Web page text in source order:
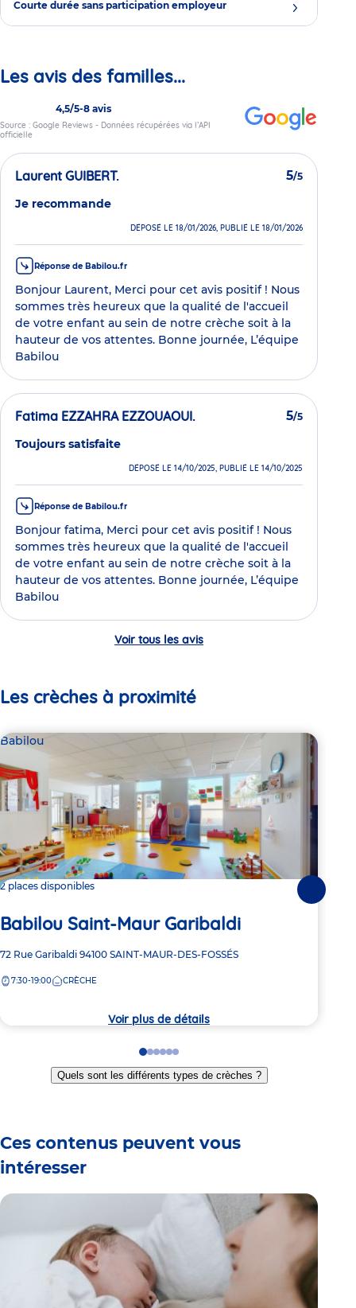
Courte durée sans participation employeur
Les avis des familles...
4,5/5-8 avis
Source : Google Reviews - Données récupérées via l’API
officielle
Laurent GUIBERT. 5/5
Je recommande
DÉPOSÉ LE 18/01/2026, PUBLIÉ LE 18/01/2026
Réponse de Babilou.fr
Bonjour Laurent, Merci pour cet avis positif ! Nous
sommes très heureux que la qualité de l'accueil
de votre enfant au sein de notre crèche soit à la
hauteur de vos attentes. Bonne journée, L’équipe
Babilou
Fatima EZZAHRA EZZOUAOUI. 5/5
Toujours satisfaite
DÉPOSÉ LE 14/10/2025, PUBLIÉ LE 14/10/2025
Réponse de Babilou.fr
Bonjour fatima, Merci pour cet avis positif ! Nous
sommes très heureux que la qualité de l'accueil
de votre enfant au sein de notre crèche soit à la
hauteur de vos attentes. Bonne journée, L’équipe
Babilou
Voir tous les avis
Les crèches à proximité
Babilou
2 places disponibles
Babilou Saint-Maur Garibaldi
Adresse
la
72 Rue Garibaldi 94100 SAINT-MAUR-DES-FOSSÉS
7:30-19:00 CRÈCHE
Voir plus de détails
Go
to
slide
Go
to
slide
Go
to
slide
Go
to
slide
Go
to
slide
Go
to
slide
Quels sont les différents types de crèches ?
Ces contenus peuvent vous
intéresser